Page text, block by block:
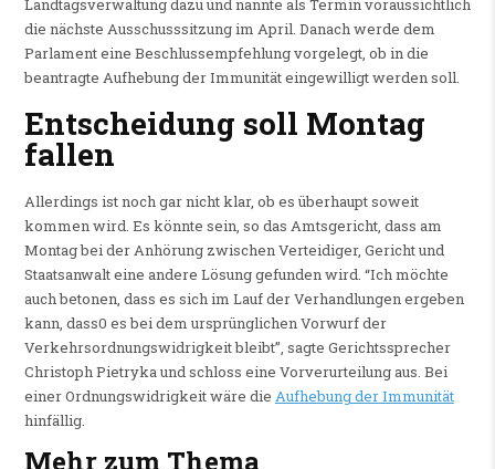
Landtagsverwaltung dazu und nannte als Termin voraussichtlich
die nächste Ausschusssitzung im April. Danach werde dem
Parlament eine Beschlussempfehlung vorgelegt, ob in die
beantragte Aufhebung der Immunität eingewilligt werden soll.
Entscheidung soll Montag
fallen
Allerdings ist noch gar nicht klar, ob es überhaupt soweit
kommen wird. Es könnte sein, so das Amtsgericht, dass am
Montag bei der Anhörung zwischen Verteidiger, Gericht und
Staatsanwalt eine andere Lösung gefunden wird. “Ich möchte
auch betonen, dass es sich im Lauf der Verhandlungen ergeben
kann, dass0 es bei dem ursprünglichen Vorwurf der
Verkehrsordnungswidrigkeit bleibt”, sagte Gerichtssprecher
Christoph Pietryka und schloss eine Vorverurteilung aus. Bei
einer Ordnungswidrigkeit wäre die Aufhebung der Immunität
hinfällig.
Mehr zum Thema